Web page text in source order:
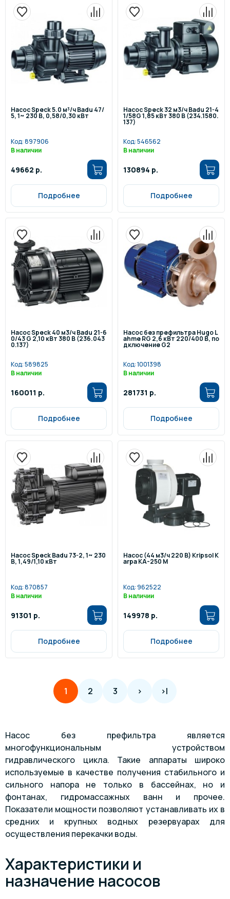
Насос Speck 5.0 м³/ч Badu 47/
5, 1~ 230 В, 0,58/0,30 кВт
Код:897906
В наличии
49662 р.
Подробнее
Насос Speck 32 м3/ч Badu 21-4
1/58G 1,85 кВт 380 В (234.1580.
137)
Код:546562
В наличии
130894 р.
Подробнее
Насос Speck 40 м3/ч Badu 21-6
0/43 G 2,10 кВт 380 В (236.043
0.137)
Код:589825
В наличии
160011 р.
Подробнее
Насос без префильтра Hugo L
ahme RG 2,6 кВт 220/400 В, по
дключение G2
Код:1001398
В наличии
281731 р.
Подробнее
Насос Speck Badu 73-2, 1~ 230
В, 1,49/1,10 кВт
Код:870857
В наличии
91301 р.
Подробнее
Насос (44 м3/ч 220 В) Kripsol K
arpa KA-250 M
Код:962522
В наличии
149978 р.
Подробнее
1 2 3 > >|
Насос без префильтра является
многофункциональным устройством
гидравлического цикла. Такие аппараты широко
используемые в качестве получения стабильного и
сильного напора не только в бассейнах, но и
фонтанах, гидромассажных ванн и прочее.
Показатели мощности позволяют устанавливать их в
средних и крупных водных резервуарах для
осуществления перекачки воды.
Характеристики и
назначение насосов